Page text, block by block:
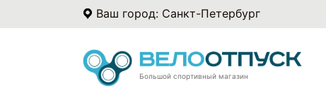
Ваш город: Санкт-Петербург
Большой спортивный магазин